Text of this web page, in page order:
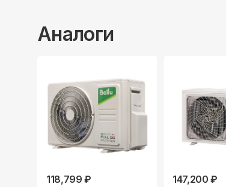
Аналоги
118,799 ₽
147,200 ₽